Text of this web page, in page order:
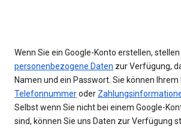
Wenn Sie ein Google-Konto erstellen, stellen
personenbezogene Daten zur Verfügung,
Namen und ein Passwort. Sie können Ihrem
Telefonnummeroder
Selbst wenn Sie nicht bei einem Google-
sind, können Sie uns Daten zur Verfügung